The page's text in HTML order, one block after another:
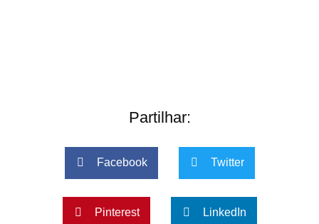
Partilhar:
Facebook Twitter
Pinterest LinkedIn